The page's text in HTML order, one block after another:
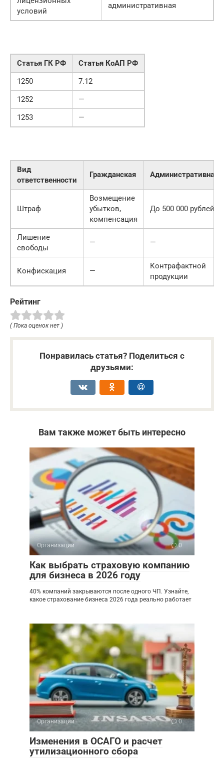
условий
административная
Статья ГК РФ
Статья КоАП РФ
1250
7.12
1252
—
1253
—
Вид
ответственности
Гражданская Административная
Штраф
Возмещение
убытков,
компенсация
До 500 000 рублей
Лишение
свободы
— —
Конфискация —
Контрафактной
продукции
Рейтинг
( Пока оценок нет )
Понравилась статья? Поделиться с
друзьями:
Вам также может быть интересно
Организации 0
Как выбрать страховую компанию
для бизнеса в 2026 году
40% компаний закрываются после одного ЧП. Узнайте,
какое страхование бизнеса 2026 года реально работает
Организации 0
Изменения в ОСАГО и расчет
утилизационного сбора